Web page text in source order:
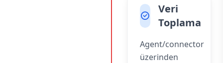
Veri
Toplama
Agent/connector
üzerinden